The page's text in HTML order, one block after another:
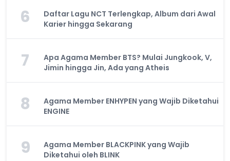
6
Daftar Lagu NCT Terlengkap, Album dari Awal
Karier hingga Sekarang
7
Apa Agama Member BTS? Mulai Jungkook, V,
Jimin hingga Jin, Ada yang Atheis
8
Agama Member ENHYPEN yang Wajib Diketahui
ENGINE
9
Agama Member BLACKPINK yang Wajib
Diketahui oleh BLINK